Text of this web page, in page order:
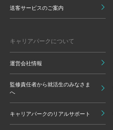
送客サービスのご案内
キャリアパークについて
運営会社情報
監修責任者から就活生のみなさま
へ
キャリアパークのリアルサポート